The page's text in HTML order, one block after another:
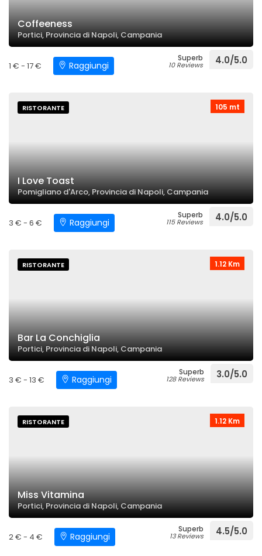
Coffeeness
Portici, Provincia di Napoli, Campania
1 € - 17 € Raggiungi
Superb
10 Reviews 4.0/5.0
105 mt
RISTORANTE
I Love Toast
Pomigliano d'Arco, Provincia di Napoli, Campania
3 € - 6 € Raggiungi
Superb
115 Reviews 4.0/5.0
1.12 Km
RISTORANTE
Bar La Conchiglia
Portici, Provincia di Napoli, Campania
3 € - 13 € Raggiungi
Superb
128 Reviews 3.0/5.0
1.12 Km
RISTORANTE
Miss Vitamina
Portici, Provincia di Napoli, Campania
2 € - 4 € Raggiungi
Superb
13 Reviews 4.5/5.0